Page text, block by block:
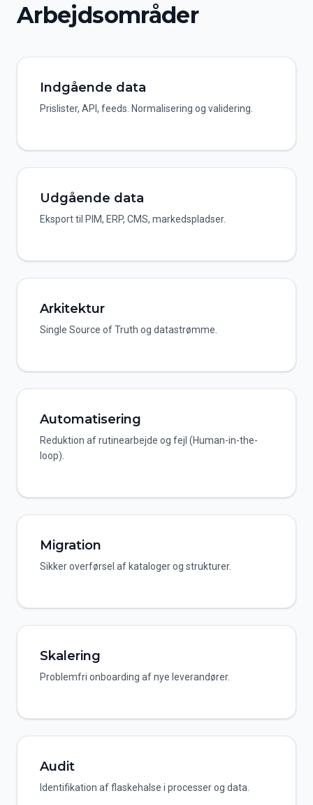
Arbejdsområder
Indgående data
Prislister, API, feeds. Normalisering og validering.
Udgående data
Eksport til PIM, ERP, CMS, markedspladser.
Arkitektur
Single Source of Truth og datastrømme.
Automatisering
Reduktion af rutinearbejde og fejl (Human-in-the-
loop).
Migration
Sikker overførsel af kataloger og strukturer.
Skalering
Problemfri onboarding af nye leverandører.
Audit
Identifikation af flaskehalse i processer og data.